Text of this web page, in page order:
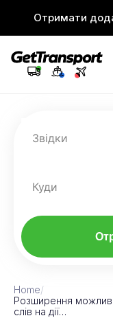
Отримати
Звідки
Куди
Home/
Розширення
слів на дії…